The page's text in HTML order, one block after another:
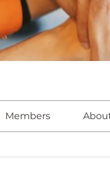
Members